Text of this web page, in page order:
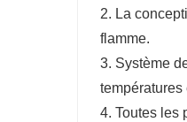
2. La
flamme.
3. Système
températures
4. Toutes les